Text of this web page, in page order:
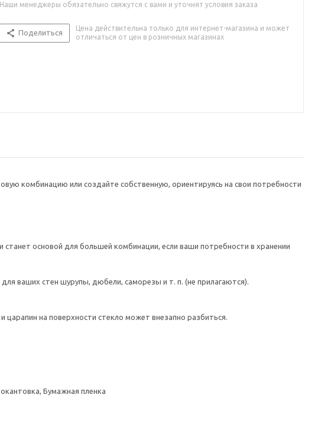
Наши менеджеры обязательно свяжутся с вами и уточнят условия заказа
Поделиться
Цена действительна только для интернет-магазина и может
отличаться от цен в розничных магазинах
комбинацию или создайте собственную, ориентируясь на свои потребности
основой для большей комбинации, если ваши потребности в хранении
ваших стен шурупы, дюбели, саморезы и т. п. (не прилагаются).
на поверхности стекло может внезапно разбиться.
Бумажная пленка